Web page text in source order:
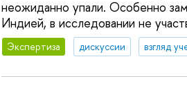
неожиданно упали. Особенно
Индией, в исследовании не
Экспертиза дискуссии взгляд